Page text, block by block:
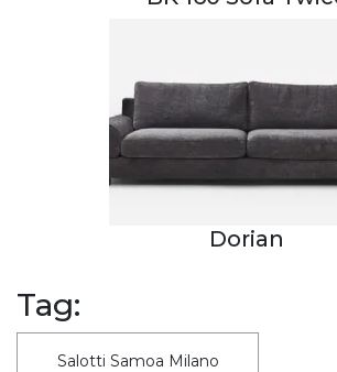
Dorian
Tag:
Salotti Samoa Milano